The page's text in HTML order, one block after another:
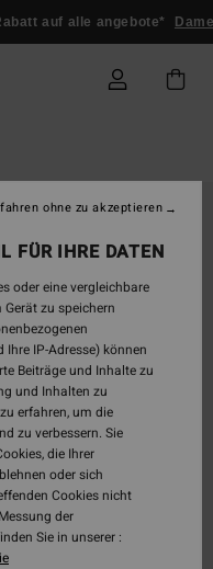
auf alle angebote*
FÜR IHRE DATEN
oder eine vergleichbare
zu speichern
IP-Adresse) können
Beiträge und Inhalte zu
und Inhalten zu
erfahren, um die
zu verbessern. Sie
die Ihrer
oder sich
Cookies nicht
der
Sie in unserer :
ohne zu akzeptieren